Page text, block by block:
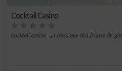
Cocktail Casino
Cocktail casino, un classique IBA à base de gin